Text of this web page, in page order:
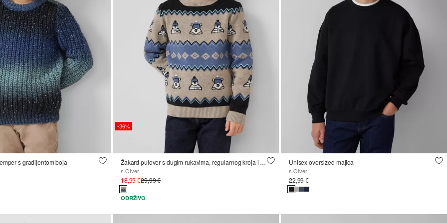
s gradijentom boja
-36%
Žakard pulover s dugim rukavima, regularnog kroja i okruglim izrezom
s.Oliver
18,99 €29,99 €
ODRŽIVO
Unisex oversized majica
s.Oliver
22,99 €